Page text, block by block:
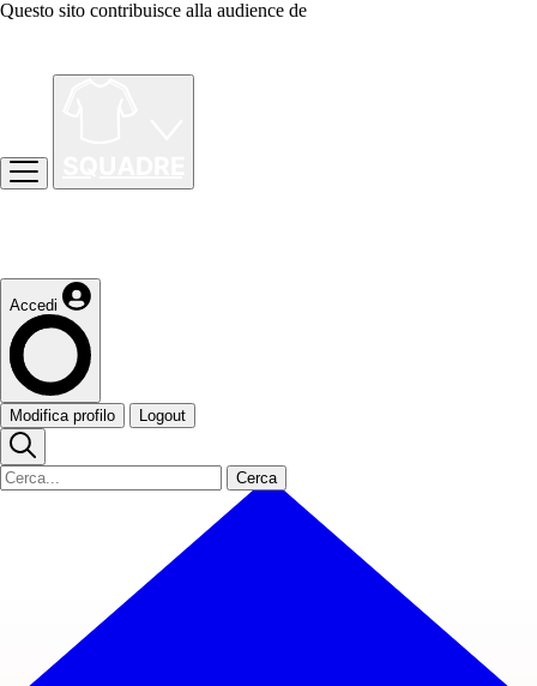
Questo sito contribuisce alla audience de
Accedi
Modifica profilo Logout
Cerca